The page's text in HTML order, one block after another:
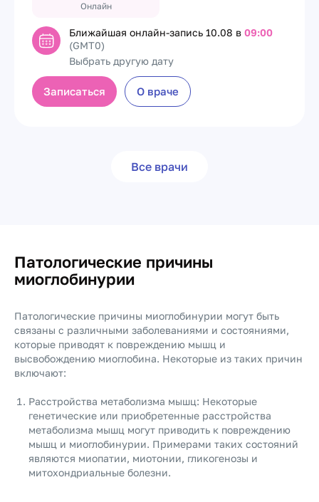
Онлайн
Ближайшая онлайн-запись 10.08 в 09:00
(GMT0)
Выбрать другую дату
Записаться О враче
Все врачи
Патологические причины
миоглобинурии
Патологические причины миоглобинурии могут быть
связаны с различными заболеваниями и состояниями,
которые приводят к повреждению мышц и
высвобождению миоглобина. Некоторые из таких причин
включают:
Расстройства метаболизма мышц: Некоторые
генетические или приобретенные расстройства
метаболизма мышц могут приводить к повреждению
мышц и миоглобинурии. Примерами таких состояний
являются миопатии, миотонии, гликогенозы и
митохондриальные болезни.